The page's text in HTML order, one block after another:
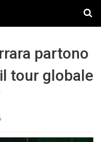
partono
tour globale